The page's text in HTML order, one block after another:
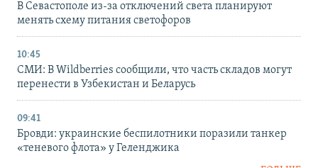
В Севастополе из-за отключений света планируют
менять схему питания светофоров
10:45
СМИ: В Wildberries сообщили, что часть складов могут
перенести в Узбекистан и Беларусь
09:41
Бровди: украинские беспилотники поразили танкер
«теневого флота» у Геленджика